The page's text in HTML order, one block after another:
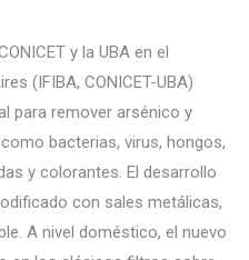
y la UBA en el
(IFIBA, CONICET-UBA)
para remover arsénico y
bacterias, virus, hongos,
y colorantes. El desarrollo
con sales metálicas,
A nivel doméstico, el nuevo